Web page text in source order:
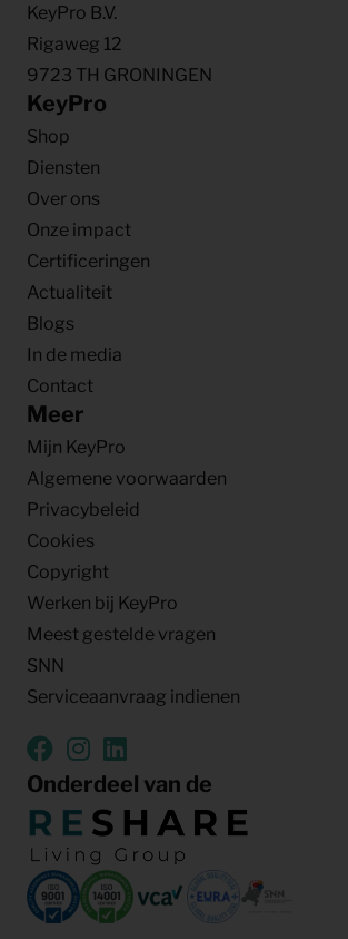
KeyPro B.V.
Rigaweg 12
9723 TH GRONINGEN
KeyPro
Shop
Diensten
Over ons
Onze impact
Certificeringen
Actualiteit
Blogs
In de media
Contact
Meer
Mijn KeyPro
Algemene voorwaarden
Privacybeleid
Cookies
Copyright
Werken bij KeyPro
Meest gestelde vragen
SNN
Serviceaanvraag indienen
Onderdeel van de